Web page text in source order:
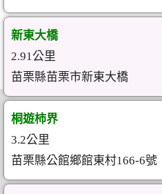
新東大橋
2.91公里
苗栗縣苗栗市新東大橋
桐遊柿界
3.2公里
苗栗縣公館鄉館東村166-6號